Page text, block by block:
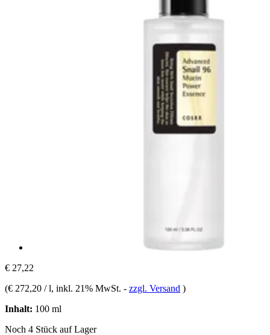
€ 27,22
(€ 272,20 / l, inkl. 21% MwSt. - zzgl. Versand )
Inhalt: 100 ml
Noch 4 Stück auf Lager